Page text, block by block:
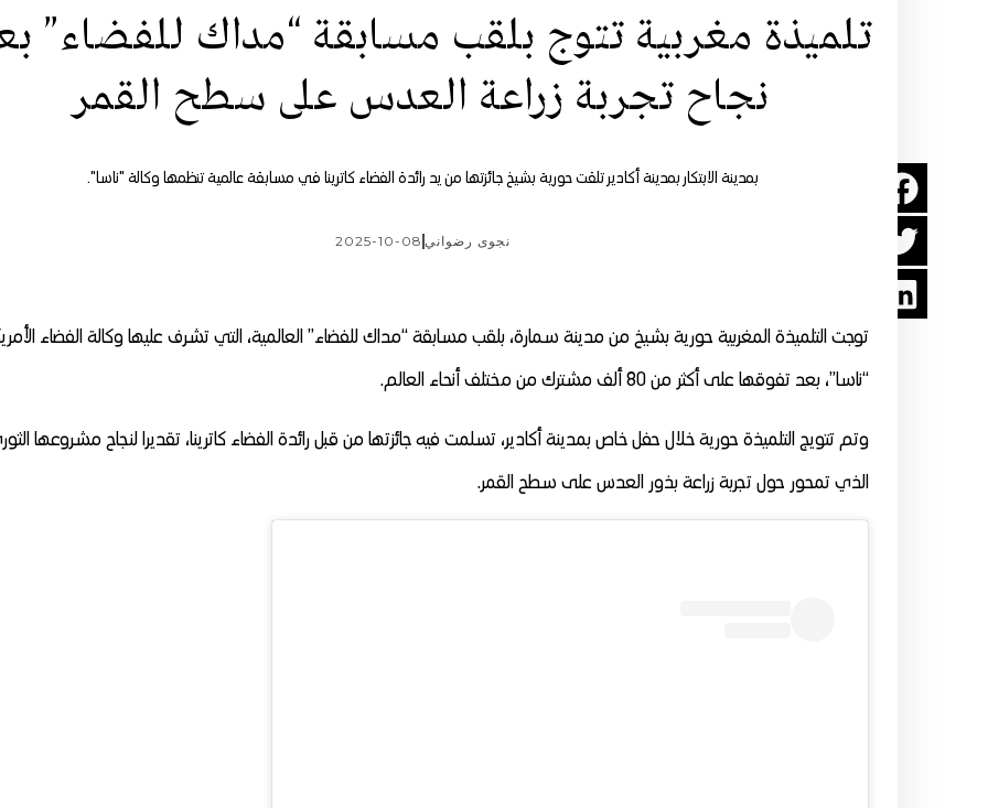
تلميذة مغربية تتوج بلقب مسابقة “مداك للفضاء”
نجاح تجربة زراعة العدس على سطح القمر
بمدينة الابتكار بمدينة أكادير تلقت حورية بشيخ جائزتها من يد رائدة الفضاء كاترينا في مسابقة عالمية تنظمها وكالة "ناسا".
نجوى رضواني 2025-10-08
توجت التلميذة المغربية حورية بشيخ من مدينة سمارة، بلقب مسابقة “مداك للفضاء” العالمية، التي تشرف عليها وكالة الفضاء
“ناسا”، بعد تفوقها على أكثر من 80 ألف مشترك من مختلف أنحاء العالم.
وتم تتويج التلميذة حورية خلال حفل خاص بمدينة أكادير، تسلمت فيه جائزتها من قبل رائدة الفضاء كاترينا، تقديرا لنجاح مشروعها
الذي تمحور حول تجربة زراعة بذور العدس على سطح القمر.